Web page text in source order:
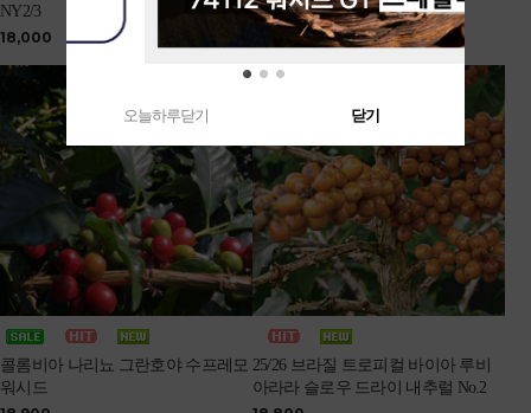
NY2/3
18,000
16,300
콜롬비아 나리뇨 그란호야 수프레모
워시드
25/26 브라질 트로피컬 바이아 루비
아라라 슬로우 드라이 내추럴 No.2
오늘하루닫기 닫기